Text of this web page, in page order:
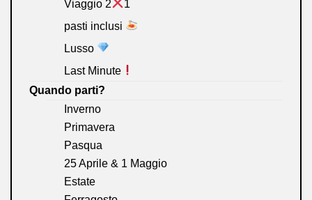
Viaggio 2
1
pasti inclusi
Lusso
Last Minute
Quando parti?
Inverno
Primavera
Pasqua
25 Aprile & 1 Maggio
Estate